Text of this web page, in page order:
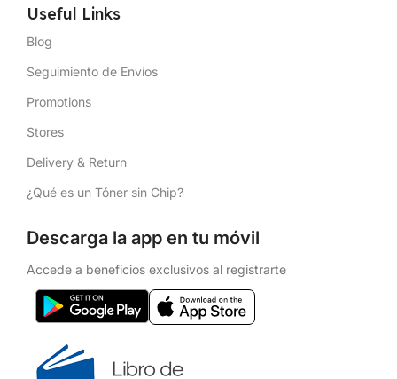
Useful Links
Blog
Seguimiento de Envíos
Promotions
Stores
Delivery & Return
¿Qué es un Tóner sin Chip?
Descarga la app en tu móvil
Accede a beneficios exclusivos al registrarte